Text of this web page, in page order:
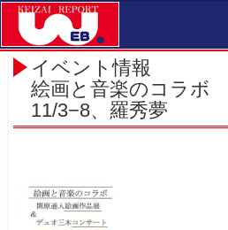
イベント情報
絵画と音楽のコラボ
11/3−8、羅秀夢